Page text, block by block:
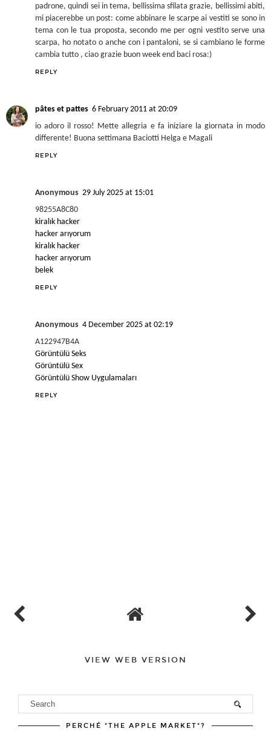
padrone, quindi sei in tema, bellissima sfilata grazie, bellissimi abiti,
mi piacerebbe un post: come abbinare le scarpe ai vestiti se sono in
tema con le tua proposta, secondo me per ogni vestito serve una
scarpa, ho notato o anche con i pantaloni, se si cambiano le forme
cambia tutto , ciao grazie buon week end baci rosa:)
REPLY
pâtes et pattes 6 February 2011 at 20:09
io adoro il rosso! Mette allegria e fa iniziare la giornata in modo
differente! Buona settimana Baciotti Helga e Magali
REPLY
Anonymous 29 July 2025 at 15:01
98255A8C80
kiralık hacker
hacker arıyorum
kiralık hacker
hacker arıyorum
belek
REPLY
Anonymous 4 December 2025 at 02:19
A122947B4A
Görüntülü Seks
Görüntülü Sex
Görüntülü Show Uygulamaları
REPLY
VIEW WEB VERSION
PERCHÉ "THE APPLE MARKET"?